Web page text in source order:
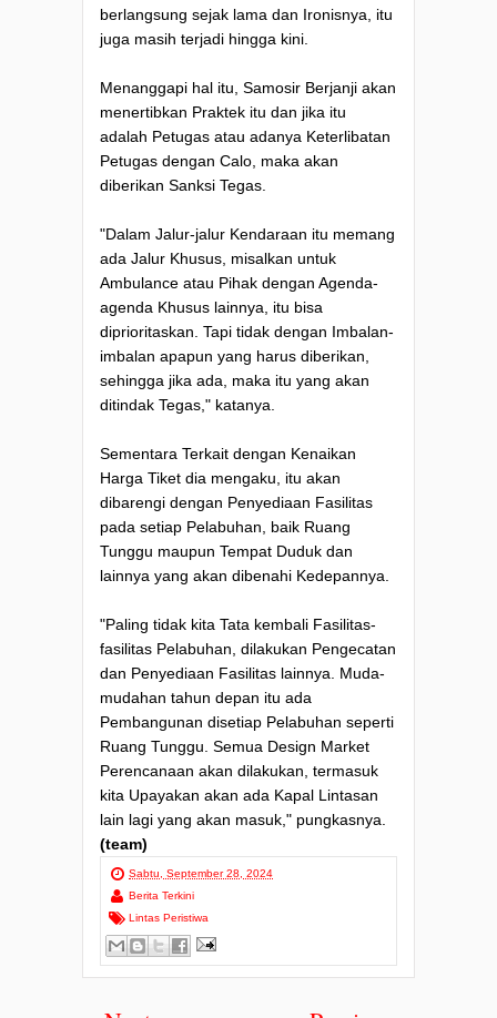
berlangsung sejak lama dan Ironisnya, itu
juga masih terjadi hingga kini.
Menanggapi hal itu, Samosir Berjanji akan
menertibkan Praktek itu dan jika itu
adalah Petugas atau adanya Keterlibatan
Petugas dengan Calo, maka akan
diberikan Sanksi Tegas.
"Dalam Jalur-jalur Kendaraan itu memang
ada Jalur Khusus, misalkan untuk
Ambulance atau Pihak dengan Agenda-
agenda Khusus lainnya, itu bisa
diprioritaskan. Tapi tidak dengan Imbalan-
imbalan apapun yang harus diberikan,
sehingga jika ada, maka itu yang akan
ditindak Tegas," katanya.
Sementara Terkait dengan Kenaikan
Harga Tiket dia mengaku, itu akan
dibarengi dengan Penyediaan Fasilitas
pada setiap Pelabuhan, baik Ruang
Tunggu maupun Tempat Duduk dan
lainnya yang akan dibenahi Kedepannya.
"Paling tidak kita Tata kembali Fasilitas-
fasilitas Pelabuhan, dilakukan Pengecatan
dan Penyediaan Fasilitas lainnya. Muda-
mudahan tahun depan itu ada
Pembangunan disetiap Pelabuhan seperti
Ruang Tunggu. Semua Design Market
Perencanaan akan dilakukan, termasuk
kita Upayakan akan ada Kapal Lintasan
lain lagi yang akan masuk," pungkasnya.
(team)
Sabtu, September 28, 2024
Berita Terkini
Lintas Peristiwa